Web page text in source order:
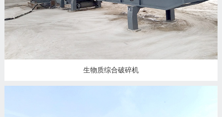
生物质综合破碎机